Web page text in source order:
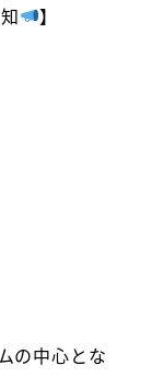
】
の中心とな